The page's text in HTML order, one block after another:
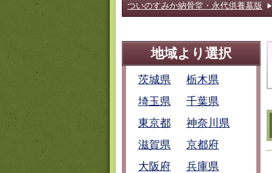
ついのすみか納骨堂・永代供養墓版
地域より選択
茨城県
栃木県
埼玉県
千葉県
東京都
神奈川県
滋賀県
京都府
大阪府
兵庫県